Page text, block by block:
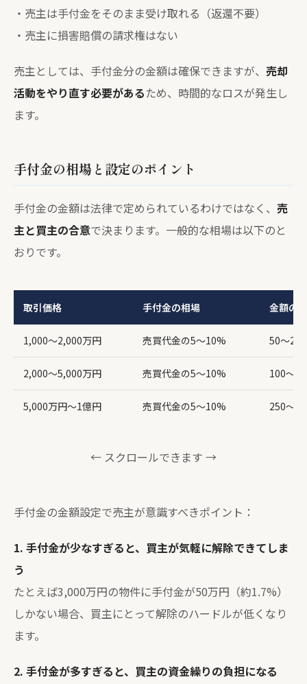
・売主は手付金をそのまま受け取れる（返還不要）
・売主に損害賠償の請求権はない
売主としては、手付金分の金額は確保できますが、 売却
活動をやり直す必要があるため、時間的なロスが発生し
ます。
手付金の相場と設定のポイント
手付金の金額は法律で定められているわけではなく、 売
主と買主の合意で決まります。一般的な相場は以下のと
おりです。
取引価格 手付金の相場 金額の
1,000〜2,000万円 売買代金の5〜10% 50〜
2,000〜5,000万円 売買代金の5〜10% 100〜
5,000万円〜1億円 売買代金の5〜10% 250〜
← スクロールできます →
手付金の金額設定で売主が意識すべきポイント：
1. 手付金が少なすぎると、買主が気軽に解除できてしま
う
たとえば3,000万円の物件に手付金が50万円（約1.7%）
しかない場合、買主にとって解除のハードルが低くなり
ます。
2. 手付金が多すぎると、買主の資金繰りの負担になる